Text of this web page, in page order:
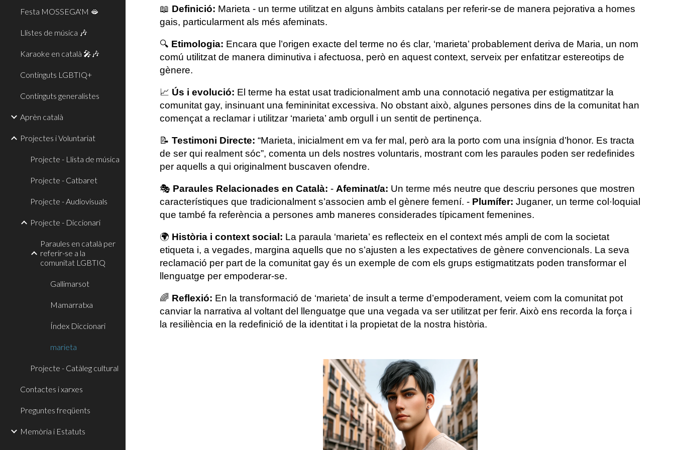
Festa MOSSEGA'M 🫦
Llistes de música 🎶
Karaoke en català 🎤🎶
Continguts LGBTIQ+
Continguts generalistes
Aprèn català
Projectes i Voluntariat
Projecte - Llista de música
Projecte - Catbaret
Projecte - Audiovisuals
Projecte - Diccionari
Paraules en català per
referir-se a la
comunitat LGBTIQ
Gallimarsot
Mamarratxa
Índex Diccionari
marieta
Projecte - Catàleg cultural
Contactes i xarxes
Preguntes freqüents
Memòria i Estatuts
📖 Definició: Marieta - un terme utilitzat en alguns àmbits catalans per referir-se de manera pejorativa a homes
gais, particularment als més afeminats.
🔍 Etimologia: Encara que l’origen exacte del terme no és clar, ‘marieta’ probablement deriva de Maria, un nom
comú utilitzat de manera diminutiva i afectuosa, però en aquest context, serveix per enfatitzar estereotips de
gènere.
📈 Ús i evolució: El terme ha estat usat tradicionalment amb una connotació negativa per estigmatitzar la
comunitat gay, insinuant una femininitat excessiva. No obstant això, algunes persones dins de la comunitat han
començat a reclamar i utilitzar ‘marieta’ amb orgull i un sentit de pertinença.
📝Testimoni Directe: “Marieta, inicialment em va fer mal, però ara la porto com una insígnia d’honor. Es tracta
de ser qui realment sóc”, comenta un dels nostres voluntaris, mostrant com les paraules poden ser redefinides
per aquells a qui originalment buscaven ofendre.
🎭 Paraules Relacionades en Català: - Afeminat/a: Un terme més neutre que descriu persones que mostren
característiques que tradicionalment s’associen amb el gènere femení. - Plumífer: Juganer, un terme col·loquial
que també fa referència a persones amb maneres considerades típicament femenines.
🌍 Història i context social: La paraula ‘marieta’ es reflecteix en el context més ampli de com la societat
etiqueta i, a vegades, margina aquells que no s’ajusten a les expectatives de gènere convencionals. La seva
reclamació per part de la comunitat gay és un exemple de com els grups estigmatitzats poden transformar el
llenguatge per empoderar-se.
🌈 Reflexió: En la transformació de ‘marieta’ de insult a terme d’empoderament, veiem com la comunitat pot
canviar la narrativa al voltant del llenguatge que una vegada va ser utilitzat per ferir. Això ens recorda la força i
la resiliència en la redefinició de la identitat i la propietat de la nostra història.